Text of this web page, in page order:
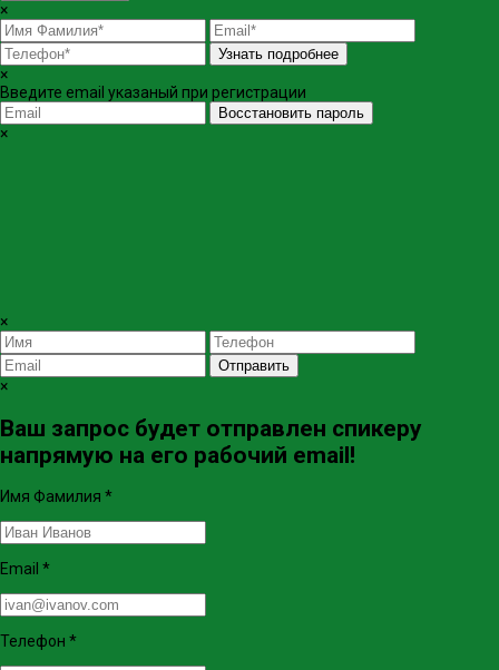
×
Узнать подробнее
×
Введите email указаный при регистрации
Восстановить пароль
×
×
Отправить
×
Ваш запрос будет отправлен спикеру
напрямую на его рабочий email!
Имя Фамилия *
Email *
Телефон *